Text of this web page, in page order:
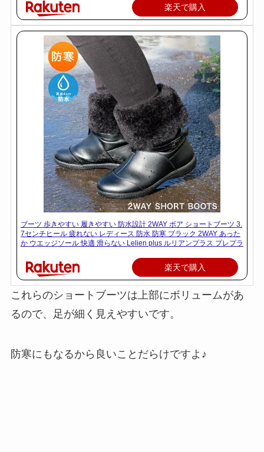
楽天で購入
ブーツ 歩きやすい 履きやすい 防水設計 2WAY ボア ショートブーツ 3.
7センチヒール 疲れない レディース 防水 防寒 ブラック 2WAY あった
か ウエッジソール 快適 滑らない Lelien plus ルリアンプラス プレプラ
楽天で購入
これらのショートブーツは上部にボリュームがあ
るので、足が細く見えやすいです。
防寒にもなるから良いことだらけですよ♪